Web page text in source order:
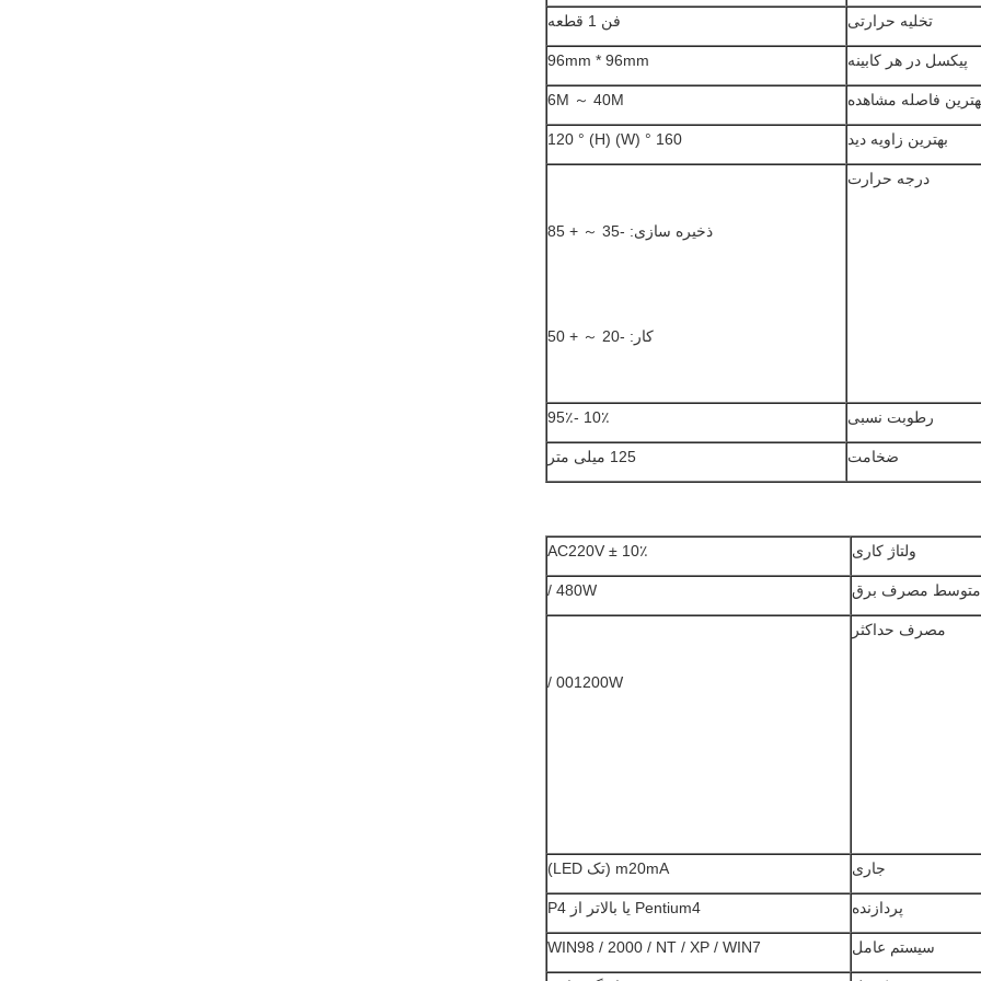
تخلیه حرارتی فن 1 قطعه
پیکسل در هر کابینه 96mm * 96mm
فاصله مشاهده 6M ～ 40M
بهترین زاویه دید 160 ° (W) 120 ° (H)
درجه حرارت
ذخیره سازی: -35 ～ + 85
کار: -20 ～ + 50
رطوبت نسبی 10٪ -95٪
ضخامت 125 میلی متر
ولتاژ کاری AC220V ± 10٪
متوسط ​​مصرف برق 480W /
مصرف حداکثر
001200W /
جاری m20mA (تک LED)
پردازنده Pentium4 یا بالاتر از P4
سیستم عامل WIN98 / 2000 / NT / XP / WIN7